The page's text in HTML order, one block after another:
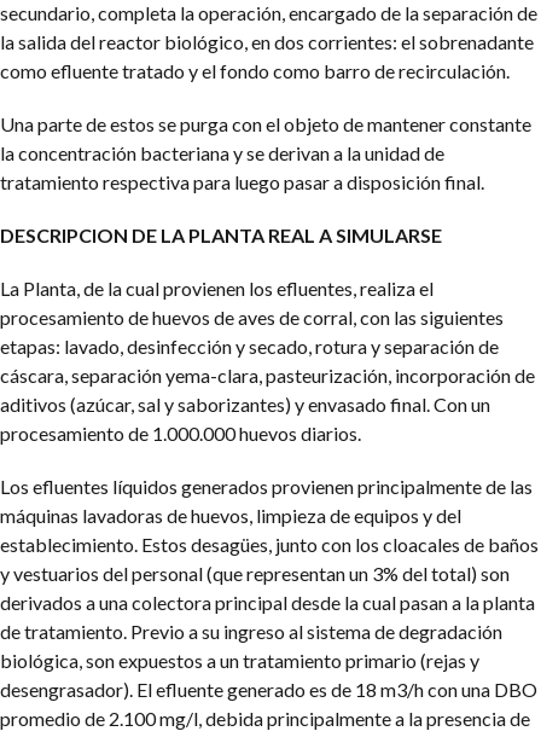
secundario, completa la operación, encargado de la separación de
la salida del reactor biológico, en dos corrientes: el sobrenadante
como efluente tratado y el fondo como barro de recirculación.
Una parte de estos se purga con el objeto de mantener constante
la concentración bacteriana y se derivan a la unidad de
tratamiento respectiva para luego pasar a disposición final.
DESCRIPCION DE LA PLANTA REAL A SIMULARSE
La Planta, de la cual provienen los efluentes, realiza el
procesamiento de huevos de aves de corral, con las siguientes
etapas: lavado, desinfección y secado, rotura y separación de
cáscara, separación yema-clara, pasteurización, incorporación de
aditivos (azúcar, sal y saborizantes) y envasado final. Con un
procesamiento de 1.000.000 huevos diarios.
Los efluentes líquidos generados provienen principalmente de las
máquinas lavadoras de huevos, limpieza de equipos y del
establecimiento. Estos desagües, junto con los cloacales de baños
y vestuarios del personal (que representan un 3% del total) son
derivados a una colectora principal desde la cual pasan a la planta
de tratamiento. Previo a su ingreso al sistema de degradación
biológica, son expuestos a un tratamiento primario (rejas y
desengrasador). El efluente generado es de 18 m3/h con una DBO
promedio de 2.100 mg/l, debida principalmente a la presencia de